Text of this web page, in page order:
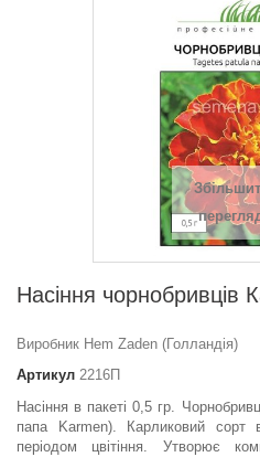
Насіння чорнобривців
Виробник Hem Zaden (Голландія)
Артикул 2216П
Насіння в пакеті 0,5 гр.
папа Karmen). Карликовий
періодом цвітіння. Утворює